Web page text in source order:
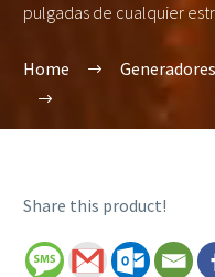
pulgadas de cualquier
Home
Share this product!